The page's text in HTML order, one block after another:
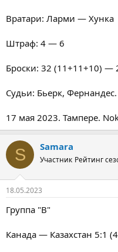
Вратари: Ларми — Хунка
Штраф: 4 — 6
Броски: 32 (11+11+10) —
Судьи: Бьерк, Фернандес.
17 мая 2023. Тампере.
S Samara
Участник Рейтинг
18.05.2023
Группа "В"
Канада — Казахстан 5:1